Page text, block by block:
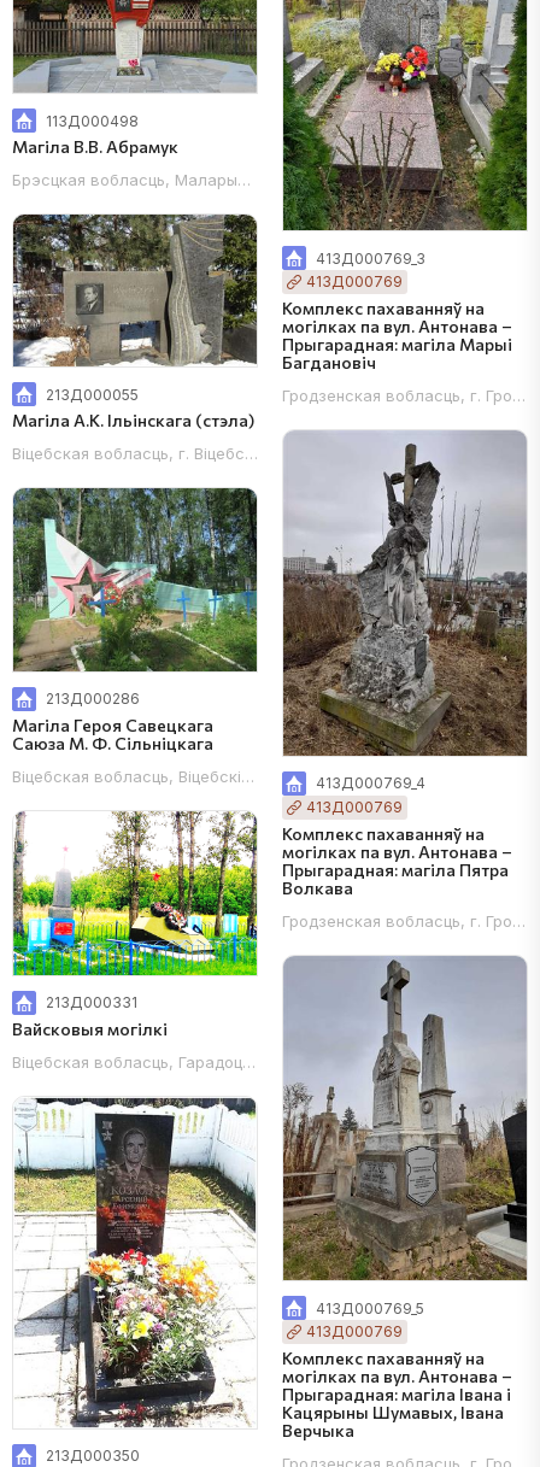
113Д000498
Магіла В.В. Абрамук
Брэсцкая вобласць, Маларыцкі раён, аг. Велікарыта, каля
213Д000055
Магіла А.К. Ільінскага (стэла)
Віцебская вобласць, г. Віцебск, Мазурынскія могілкі
213Д000286
Магіла Героя Савецкага
Саюза М. Ф. Сільніцкага
Віцебская вобласць, Віцебскі раён, в. Курына, на могілках
213Д000331
Вайсковыя могілкі
Віцебская вобласць, Гарадоцкі раён, в. Дубраўкі, вул.
213Д000350
413Д000769_3
413Д000769
Комплекс пахаванняў на
могілках па вул. Антонава –
Прыгарадная: магіла Марыі
Багдановіч
Гродзенская вобласць, г. Гродна
413Д000769_4
413Д000769
Комплекс пахаванняў на
могілках па вул. Антонава –
Прыгарадная: магіла Пятра
Волкава
Гродзенская вобласць, г. Гродна
413Д000769_5
413Д000769
Комплекс пахаванняў на
могілках па вул. Антонава –
Прыгарадная: магіла Івана і
Кацярыны Шумавых, Івана
Верчыка